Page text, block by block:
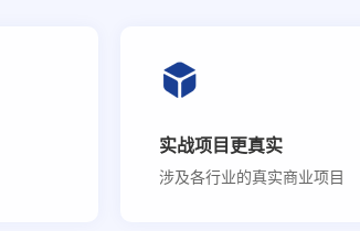
实战项目更真实
涉及各行业的真实商业项目